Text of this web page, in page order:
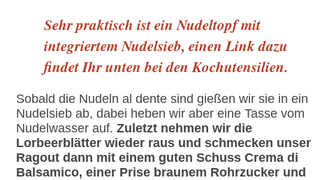
Sehr praktisch ist ein Nudeltopf mit
integriertem Nudelsieb, einen Link dazu
findet Ihr unten bei den Kochutensilien.
Sobald die Nudeln al dente sind gießen wir sie in ein
Nudelsieb ab, dabei heben wir aber eine Tasse vom
Nudelwasser auf. Zuletzt nehmen wir die
Lorbeerblätter wieder raus und schmecken unser
Ragout dann mit einem guten Schuss Crema di
Balsamico, einer Prise braunem Rohrzucker und